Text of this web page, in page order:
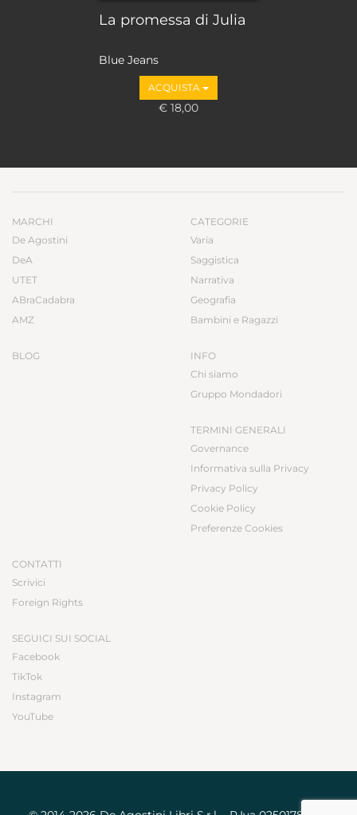
La promessa di Julia
Blue Jeans
ACQUISTA
€ 18,00
MARCHI
De Agostini
DeA
UTET
ABraCadabra
AMZ
BLOG
CATEGORIE
Varia
Saggistica
Narrativa
Geografia
Bambini e Ragazzi
INFO
Chi siamo
Gruppo Mondadori
TERMINI GENERALI
Governance
Informativa sulla Privacy
Privacy Policy
Cookie Policy
Preferenze Cookies
CONTATTI
Scrivici
Foreign Rights
SEGUICI SUI SOCIAL
Facebook
TikTok
Instagram
YouTube